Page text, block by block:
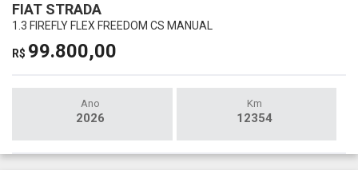
FIAT STRADA
1.3 FIREFLY FLEX FREEDOM CS MANUAL
R$ 99.800,00
Ano
2026
Km
12354